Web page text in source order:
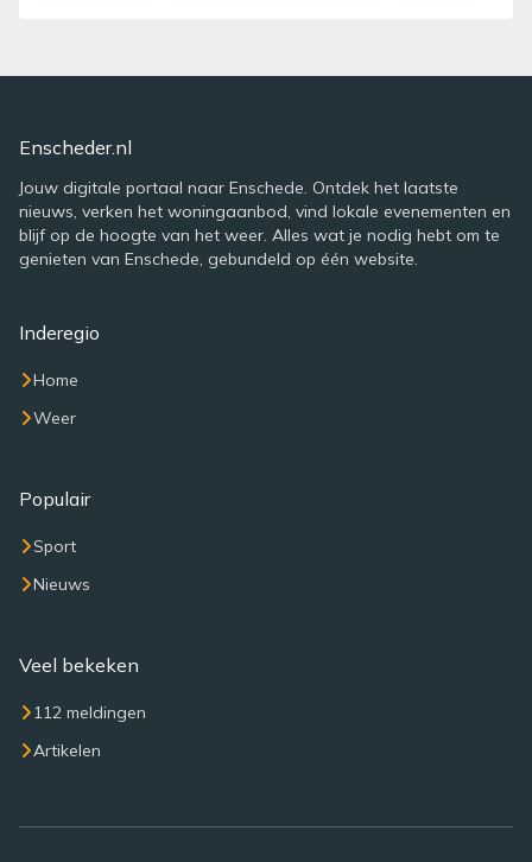
Enscheder.nl
Jouw digitale portaal naar Enschede. Ontdek het laatste
nieuws, verken het woningaanbod, vind lokale evenementen en
blijf op de hoogte van het weer. Alles wat je nodig hebt om te
genieten van Enschede, gebundeld op één website.
Inderegio
Home
Weer
Populair
Sport
Nieuws
Veel bekeken
112 meldingen
Artikelen